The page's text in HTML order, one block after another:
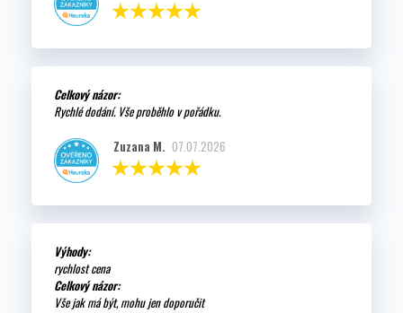
Celkový názor:
Rychlé dodání. Vše proběhlo v pořádku.
Zuzana M. 07.07.2026
Výhody:
rychlost cena
Celkový názor:
Vše jak má být, mohu jen doporučit